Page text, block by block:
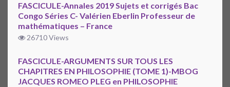
FASCICULE-Annales 2019 Sujets et corrigés Bac
Congo Séries C- Valérien Eberlin Professeur de
mathématiques – France
26710 Views
FASCICULE-ARGUMENTS SUR TOUS LES
CHAPITRES EN PHILOSOPHIE (TOME 1)-MBOG
JACQUES ROMEO PLEG en PHILOSOPHIE